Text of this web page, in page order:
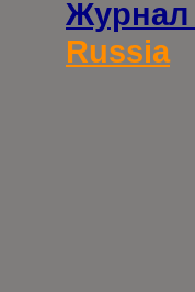
Журнал
Russia